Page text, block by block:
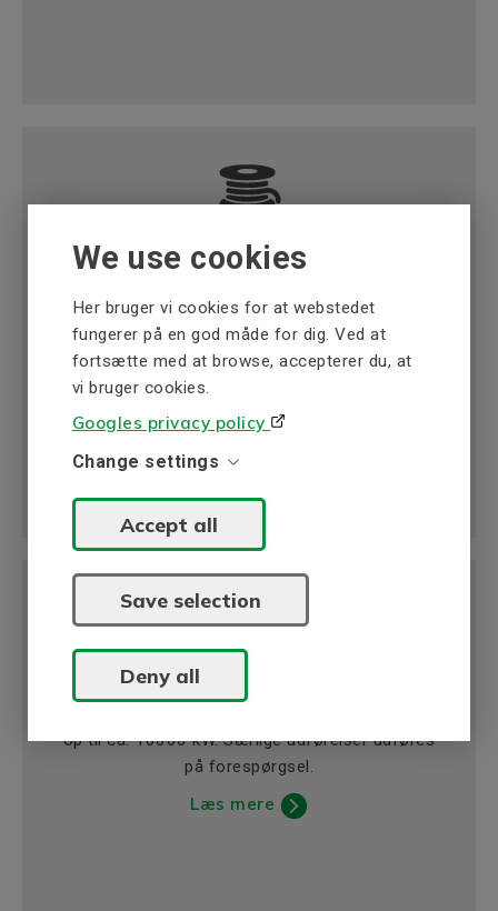
We use cookies
Her bruger vi cookies for at webstedet
fungerer på en god måde for dig. Ved at
fortsætte med at browse, accepterer du, at
vi bruger cookies.
Googles privacy policy
Change settings
Accept all
Save selection
Deny all
Viklingsmateriale
isolering og meget mere til produktion eller
reparation af elektriske motorer, transformere
og generatorer.
Læs mere
op til ca. 10000 kW. Særlige udførelser udføres
på forespørgsel.
Læs mere